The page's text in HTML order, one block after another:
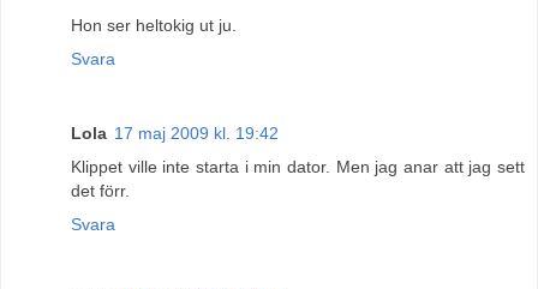
Hon ser heltokig ut ju.
Svara
Lola 17 maj 2009 kl. 19:42
Klippet ville inte starta i min dator. Men jag anar att jag sett
det förr.
Svara